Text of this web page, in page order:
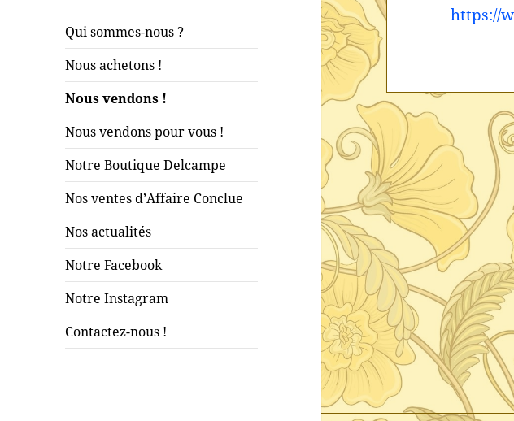
Qui sommes-nous ?
Nous achetons !
Nous vendons !
Nous vendons pour vous !
Notre Boutique Delcampe
Nos ventes d’Affaire Conclue
Nos actualités
Notre Facebook
Notre Instagram
Contactez-nous !
https://